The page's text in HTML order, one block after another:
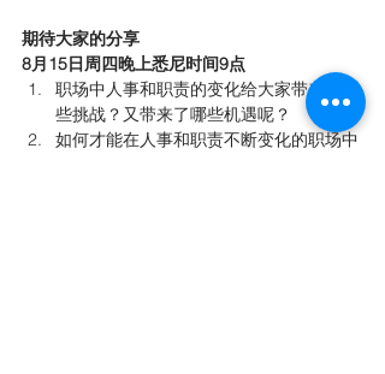
期待大家的分享
8月15日周四晚上悉尼时间9点
职场中人事和职责的变化给大家带来了哪
些挑战？又带来了哪些机遇呢？
如何才能在人事和职责不断变化的职场中